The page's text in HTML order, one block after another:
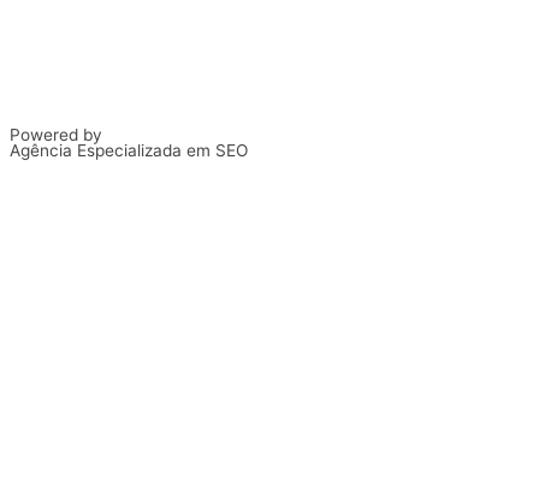
Powered by
Agência Especializada em SEO